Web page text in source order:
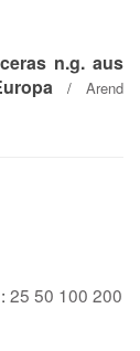
n.g. aus
/ Arend
25 50 100 200